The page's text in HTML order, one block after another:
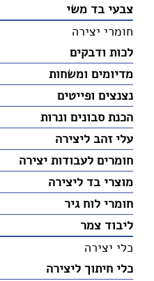
צבעי בד משי
חומרי יצירה
לכות ודבקים
מדיומים ומשחות
נצנצים ופייטים
הכנת סבונים ונרות
עלי זהב ליצירה
חומרים לעבודות יצירה
מוצרי בד ליצירה
חומרי לוח גיר
ליבוד צמר
כלי יצירה
כלי חיתוך ליצירה